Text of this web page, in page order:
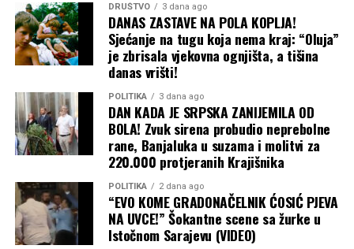
“Do sada smo platili oko 11 miliona maraka za
poreze i koncesiju za rudnike Bukova Kosa i Bistrica.
U narednih par godina trebalo bi da uplatimo još 36
miliona za koncesije i poreze na Bukovoj Kosi. U ovo
sedam i osam miliona maraka. Mi smo 100 odsto
izvoznici, a rudnik ne bi ni postojao da nije bilo volje
mještana da prodaju zemljište. Sve smo radili po
zakonu. U ova dva rudnika radilo je oko 400 radnika
iz “Drvo-Exporta” i podizvođačkih firmi
Klječanin za
CAPITAL.
Uplaćene koncesije tajna
DRUŠTVO 3 dana ago
DANAS ZASTAVE NA POLA KOPLJA!
Sjećanje na tugu koja nema kraj: “Oluja”
je zbrisala vjekovna ognjišta, a tišina
danas vrišti!
POLITIKA 3 dana ago
DAN KADA JE SRPSKA ZANIJEMILA OD
BOLA! Zvuk sirena probudio neprebolne
rane, Banjaluka u suzama i molitvi za
220.000 protjeranih Krajišnika
POLITIKA 2 dana ago
“EVO KOME GRADONAČELNIK ĆOSIĆ PJEVA
NA UVCE!” Šokantne scene sa žurke u
Istočnom Sarajevu (VIDEO)